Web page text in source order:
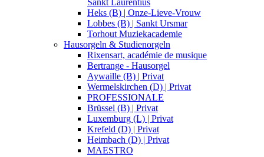
Sankt Laurentius
Heks (B) | Onze-Lieve-Vrouw
Lobbes (B) | Sankt Ursmar
Torhout Muziekacademie
Hausorgeln & Studienorgeln
Rixensart, académie de musique
Bertrange - Hausorgel
Aywaille (B) | Privat
Wermelskirchen (D) | Privat
PROFESSIONALE
Brüssel (B) | Privat
Luxemburg (L) | Privat
Krefeld (D) | Privat
Heimbach (D) | Privat
MAESTRO